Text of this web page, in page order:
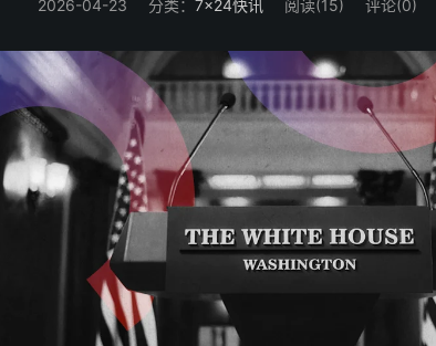
2026-04-23 分类： 7×24快讯 阅读(15) 评论(0)